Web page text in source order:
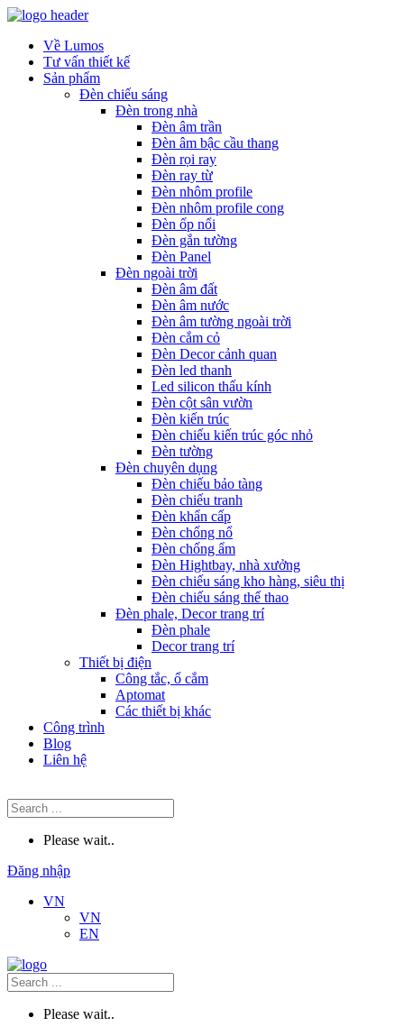
Về Lumos
Tư vấn thiết kế
Sản phẩm
Đèn chiếu sáng
Đèn trong nhà
Đèn âm trần
Đèn âm bậc cầu thang
Đèn rọi ray
Đèn ray từ
Đèn nhôm profile
Đèn nhôm profile cong
Đèn ốp nổi
Đèn gắn tường
Đèn Panel
Đèn ngoài trời
Đèn âm đất
Đèn âm nước
Đèn âm tường ngoài trời
Đèn cắm cỏ
Đèn Decor cảnh quan
Đèn led thanh
Led silicon thấu kính
Đèn cột sân vườn
Đèn kiến trúc
Đèn chiếu kiến trúc góc nhỏ
Đèn tường
Đèn chuyên dụng
Đèn chiếu bảo tàng
Đèn chiếu tranh
Đèn khẩn cấp
Đèn chống nổ
Đèn chống ẩm
Đèn Hightbay, nhà xưởng
Đèn chiếu sáng kho hàng, siêu thị
Đèn chiếu sáng thể thao
Đèn phale, Decor trang trí
Đèn phale
Decor trang trí
Thiết bị điện
Công tắc, ổ cắm
Aptomat
Các thiết bị khác
Công trình
Blog
Liên hệ
Please wait..
Đăng nhập
VN
VN
EN
Please wait..